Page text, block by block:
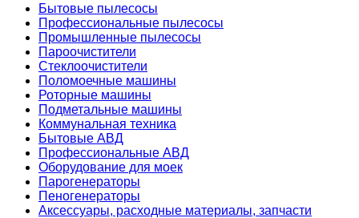
Бытовые пылесосы
Профессиональные пылесосы
Промышленные пылесосы
Пароочистители
Стеклоочистители
Поломоечные машины
Роторные машины
Подметальные машины
Коммунальная техника
Бытовые АВД
Профессиональные АВД
Оборудование для моек
Парогенераторы
Пеногенераторы
Аксессуары, расходные материалы, запчасти